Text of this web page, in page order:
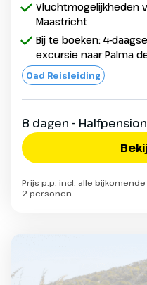
Vluchtmogelijkheden
Maastricht
Bij te boeken: 4-
excursie naar Palma
Oad Reisleiding
8 dagen - Halfpension
Prijs p.p. incl. alle
2 personen